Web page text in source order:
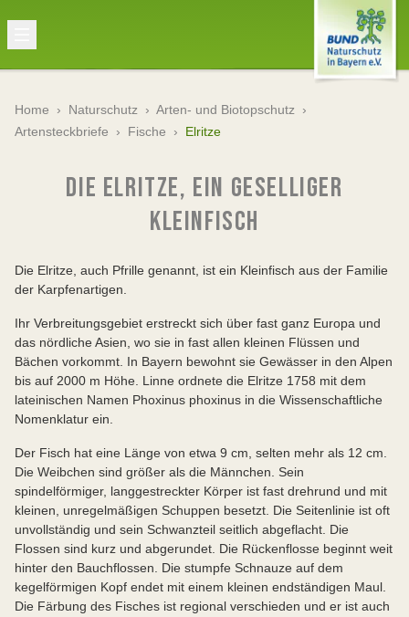
Home › Naturschutz › Arten- und Biotopschutz ›
Artensteckbriefe › Fische › Elritze
DIE ELRITZE, EIN GESELLIGER
KLEINFISCH
Die Elritze, auch Pfrille genannt, ist ein Kleinfisch aus der Familie
der Karpfenartigen.
Ihr Verbreitungsgebiet erstreckt sich über fast ganz Europa und
das nördliche Asien, wo sie in fast allen kleinen Flüssen und
Bächen vorkommt. In Bayern bewohnt sie Gewässer in den Alpen
bis auf 2000 m Höhe. Linne ordnete die Elritze 1758 mit dem
lateinischen Namen Phoxinus phoxinus in die Wissenschaftliche
Nomenklatur ein.
Der Fisch hat eine Länge von etwa 9 cm, selten mehr als 12 cm.
Die Weibchen sind größer als die Männchen. Sein
spindelförmiger, langgestreckter Körper ist fast drehrund und mit
kleinen, unregelmäßigen Schuppen besetzt. Die Seitenlinie ist oft
unvollständig und sein Schwanzteil seitlich abgeflacht. Die
Flossen sind kurz und abgerundet. Die Rückenflosse beginnt weit
hinter den Bauchflossen. Die stumpfe Schnauze auf dem
kegelförmigen Kopf endet mit einem kleinen endständigen Maul.
Die Färbung des Fisches ist regional verschieden und er ist auch